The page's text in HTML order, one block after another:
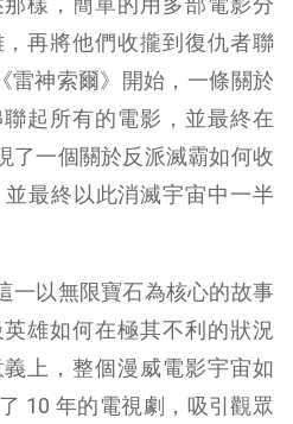
再將他們收攏到復仇者聯
雷神索爾》開始，一條關於
起所有的電影，並最終在
了一個關於反派滅霸如何收
最終以此消滅宇宙中一半
一以無限寶石為核心的故事
雄如何在極其不利的狀況
上，整個漫威電影宇宙如
10 年的電視劇，吸引觀眾